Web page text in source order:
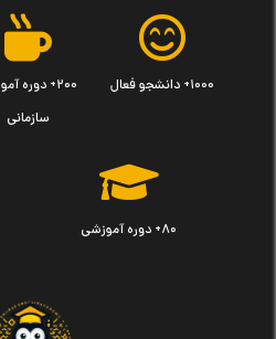
۱۰۰۰+ دانشجو فعال
۲۰۰+ دوره
سازمانی
۸۰+ دوره آموزشی